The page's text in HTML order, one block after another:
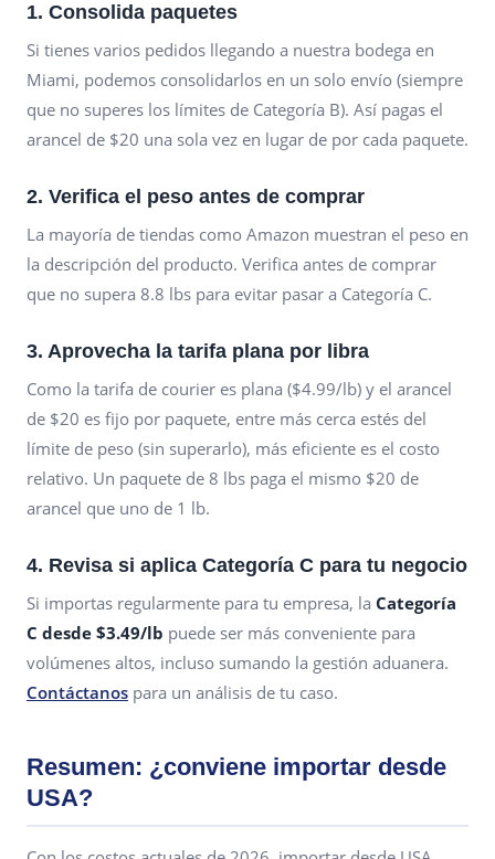
1. Consolida paquetes
Si tienes varios pedidos llegando a nuestra bodega en
Miami, podemos consolidarlos en un solo envío (siempre
que no superes los límites de Categoría B). Así pagas el
arancel de $20 una sola vez en lugar de por cada paquete.
2. Verifica el peso antes de comprar
La mayoría de tiendas como Amazon muestran el peso en
la descripción del producto. Verifica antes de comprar
que no supera 8.8 lbs para evitar pasar a Categoría C.
3. Aprovecha la tarifa plana por libra
Como la tarifa de courier es plana ($4.99/lb) y el arancel
de $20 es fijo por paquete, entre más cerca estés del
límite de peso (sin superarlo), más eficiente es el costo
relativo. Un paquete de 8 lbs paga el mismo $20 de
arancel que uno de 1 lb.
4. Revisa si aplica Categoría C para tu negocio
Si importas regularmente para tu empresa, la Categoría
C desde $3.49/lb puede ser más conveniente para
volúmenes altos, incluso sumando la gestión aduanera.
Contáctanos para un análisis de tu caso.
Resumen: ¿conviene importar desde
USA?